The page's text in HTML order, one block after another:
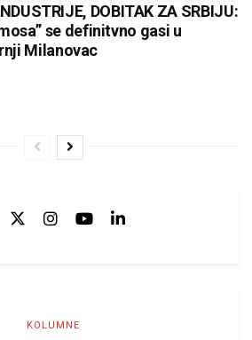
DOBITAK ZA SRBIJU:
se definitvno gasi u
Milanovac
KOLUMNE